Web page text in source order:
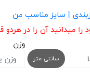
| سایز مناسب من
را میدانید آن را در
سانتی متر
وزن